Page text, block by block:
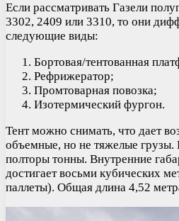
Если рассматривать Газели
3302, 2409 или 3310, то они
следующие виды:
Бортовая/тентованная
Рефрижератор;
Промтоварная повозка;
Изотермический фургон.
Тент можно снимать, что дает
объемные, но не тяжелые грузы.
полторы тонны. Внутренние
достигает восьми кубических
паллеты). Общая длина 4,52